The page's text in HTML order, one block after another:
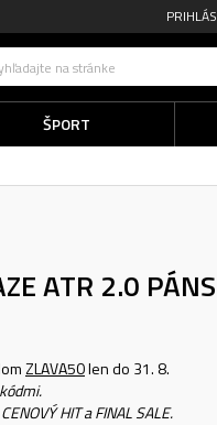
na stránke
ŠPORT
ATR 2.0
ZLAVA50len do 31. 8.
HIT a FINAL SALE.